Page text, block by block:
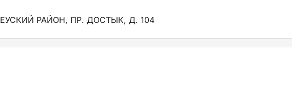
РАЙОН, ПР. ДОСТЫК, Д. 104